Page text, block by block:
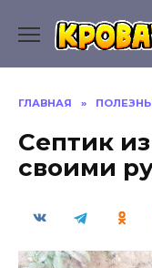
содержанию
ГЛАВНАЯ »
Септик
своими